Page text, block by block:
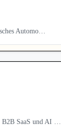
Automo…
B2B SaaS und AI …